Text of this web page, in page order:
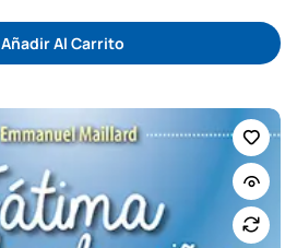
n
0
d
Añadir Al Carrito